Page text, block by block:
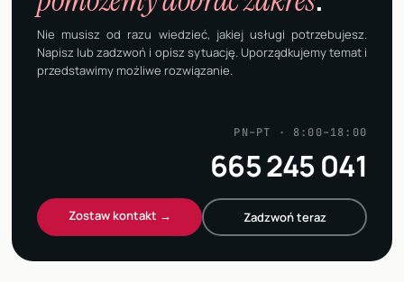
Nie musisz od razu wiedzieć, jakiej usługi potrzebujesz.
Napisz lub zadzwoń i opisz sytuację. Uporządkujemy temat i
przedstawimy możliwe rozwiązanie.
PN–PT · 8:00–18:00
665 245 041
Zostaw kontakt → Zadzwoń teraz